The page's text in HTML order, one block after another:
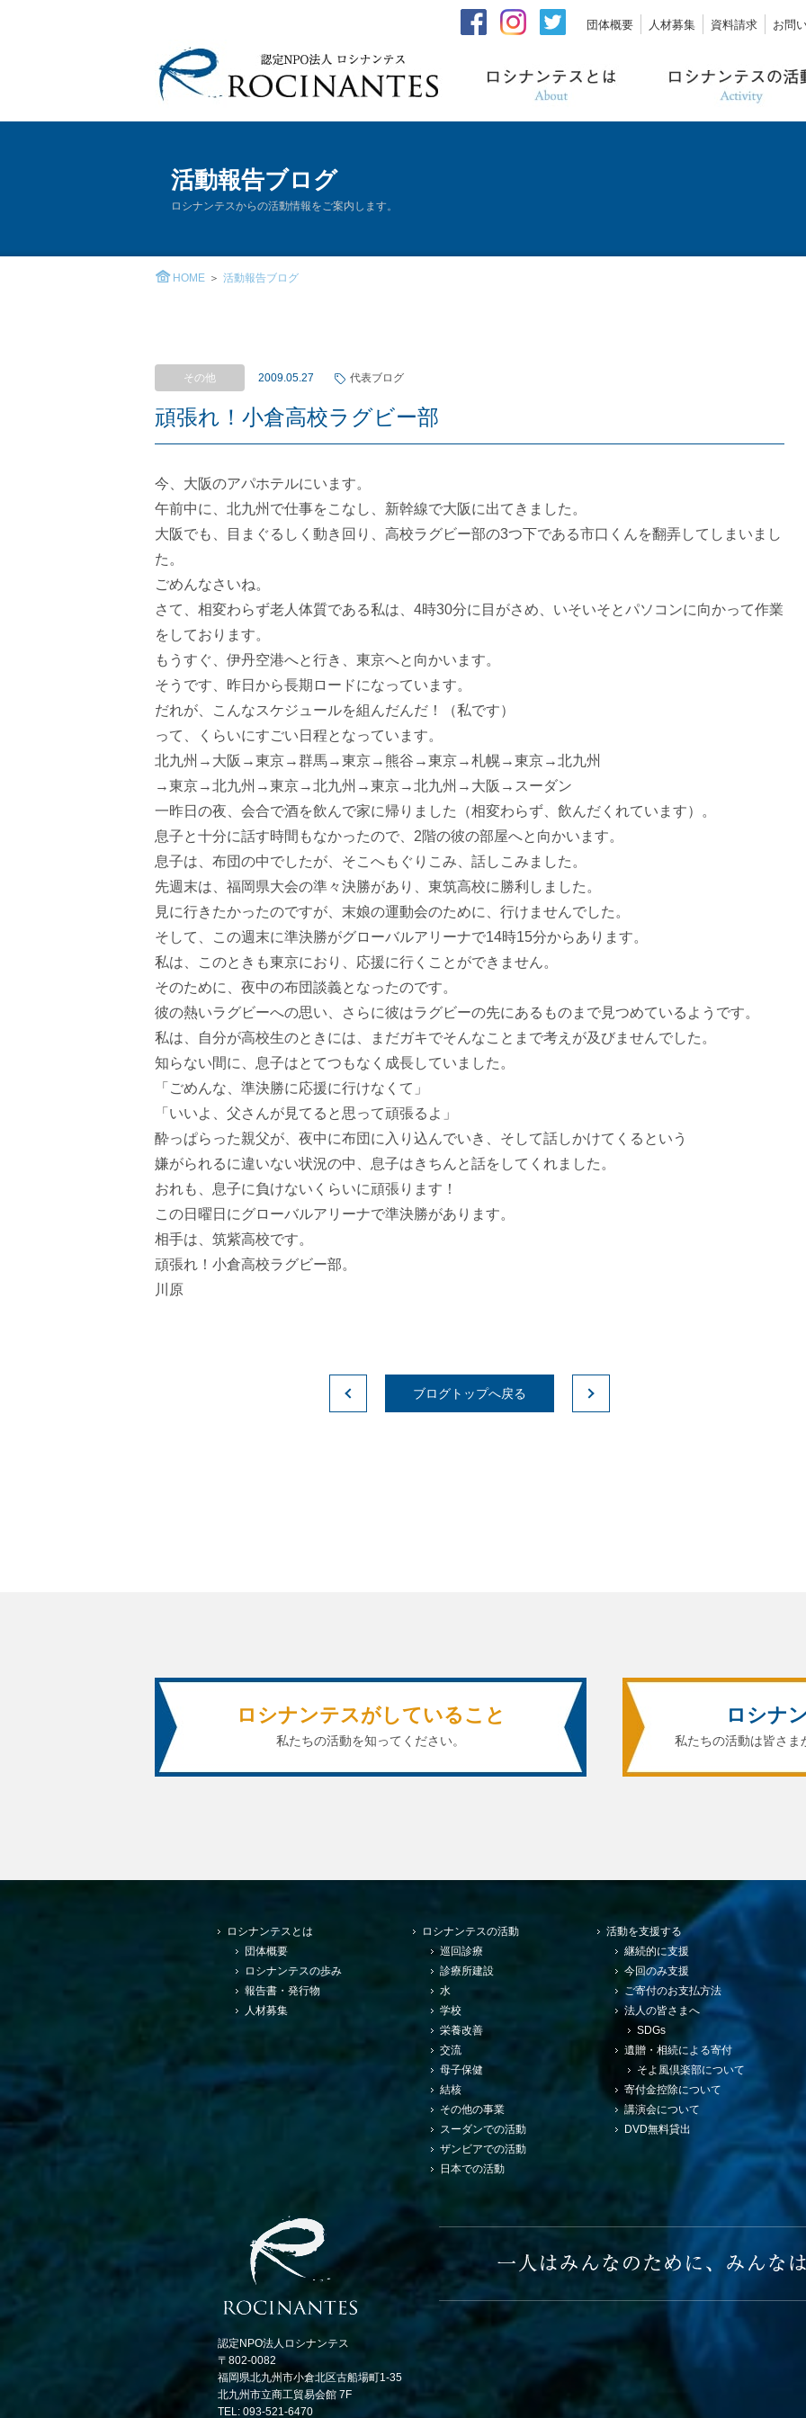
団体概要 人材募集 資料請求 お問
活動報告ブログ
ロシナンテスからの活動情報をご案内します。
HOME 活動報告ブログ
その他 2009.05.27 代表ブログ
頑張れ！小倉高校ラグビー部
今、大阪のアパホテルにいます。
午前中に、北九州で仕事をこなし、新幹線で大阪に出てきました。
大阪でも、目まぐるしく動き回り、高校ラグビー部の3つ下である市口くんを翻弄してしまいまし
た。
ごめんなさいね。
さて、相変わらず老人体質である私は、4時30分に目がさめ、いそいそとパソコンに向かって作業
をしております。
もうすぐ、伊丹空港へと行き、東京へと向かいます。
そうです、昨日から長期ロードになっています。
だれが、こんなスケジュールを組んだんだ！（私です）
って、くらいにすごい日程となっています。
北九州→大阪→東京→群馬→東京→熊谷→東京→札幌→東京→北九州
→東京→北九州→東京→北九州→東京→北九州→大阪→スーダン
一昨日の夜、会合で酒を飲んで家に帰りました（相変わらず、飲んだくれています）。
息子と十分に話す時間もなかったので、2階の彼の部屋へと向かいます。
息子は、布団の中でしたが、そこへもぐりこみ、話しこみました。
先週末は、福岡県大会の準々決勝があり、東筑高校に勝利しました。
見に行きたかったのですが、末娘の運動会のために、行けませんでした。
そして、この週末に準決勝がグローバルアリーナで14時15分からあります。
私は、このときも東京におり、応援に行くことができません。
そのために、夜中の布団談義となったのです。
彼の熱いラグビーへの思い、さらに彼はラグビーの先にあるものまで見つめているようです。
私は、自分が高校生のときには、まだガキでそんなことまで考えが及びませんでした。
知らない間に、息子はとてつもなく成長していました。
「ごめんな、準決勝に応援に行けなくて」
「いいよ、父さんが見てると思って頑張るよ」
酔っぱらった親父が、夜中に布団に入り込んでいき、そして話しかけてくるという
嫌がられるに違いない状況の中、息子はきちんと話をしてくれました。
おれも、息子に負けないくらいに頑張ります！
この日曜日にグローバルアリーナで準決勝があります。
相手は、筑紫高校です。
頑張れ！小倉高校ラグビー部。
川原
ブログトップへ戻る
ロシナンテスがしていること
私たちの活動を知ってください。
ロシナ
私たちの活動は皆さま
ロシナンテスとは
団体概要
ロシナンテスの歩み
報告書・発行物
人材募集
ロシナンテスの活動
巡回診療
診療所建設
水
学校
栄養改善
交流
母子保健
結核
その他の事業
スーダンでの活動
ザンビアでの活動
日本での活動
活動を支援する
継続的に支援
今回のみ支援
ご寄付のお支払方法
法人の皆さまへ
SDGs
遺贈・相続による寄付
そよ風倶楽部について
寄付金控除について
講演会について
DVD無料貸出
認定NPO法人ロシナンテス
〒802-0082
福岡県北九州市小倉北区古船場町1-35
北九州市立商工貿易会館 7F
TEL: 093-521-6470